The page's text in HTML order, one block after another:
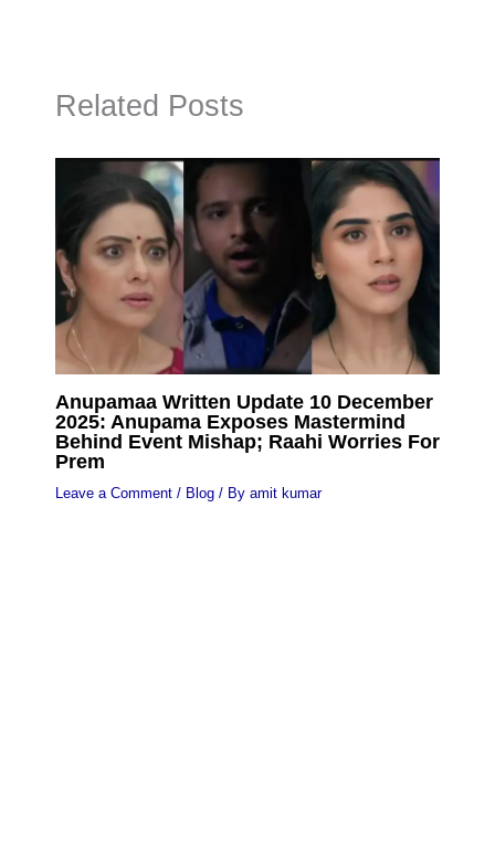
Related Posts
Anupamaa Written Update 10 December
2025: Anupama Exposes Mastermind
Behind Event Mishap; Raahi Worries For
Prem
Leave a Comment / Blog/ By amit kumar